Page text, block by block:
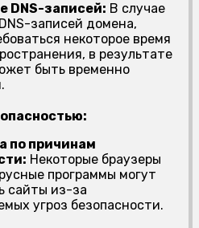
DNS-записей: В случае
записей домена,
некоторое время
в результате
быть временно
по причинам
Некоторые браузеры
программы могут
сайты из-за
угроз безопасности.